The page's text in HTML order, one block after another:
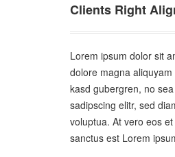
Clients Right
Lorem ipsum dolor sit
dolore magna
kasd gubergren, no
sadipscing elitr, sed
voluptua. At vero eos
sanctus est Lorem